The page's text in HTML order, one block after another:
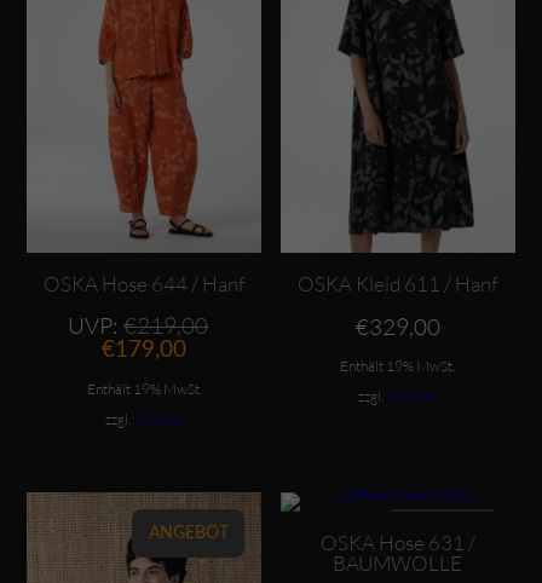
OSKA Hose 644 / Hanf
UVP: €219,00 Ursprünglicher
€179,00Aktueller
ist:
Enthält 19% MwSt.
zzgl.Versand
OSKA Kleid 611 / Hanf
€329,00
Enthält 19% MwSt.
zzgl.Versand
Dieses Produkt weist mehrere Varianten auf. Die Optionen können auf der Produktseite gewählt werden
ANGEBOT
Dieses Produkt weist mehrere Varianten auf. Die Optionen können auf der Produktseite gewählt werden
ANGEBOT
OSKA Hose 631 /
BAUMWOLLE